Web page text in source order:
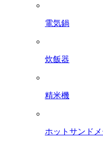
電気鍋
炊飯器
精米機
ホットサンド